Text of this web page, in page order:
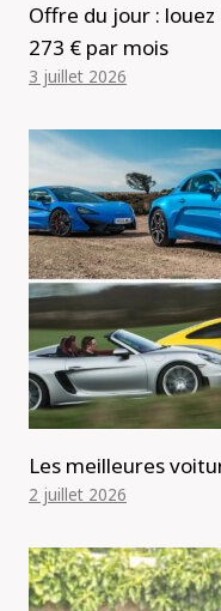
Offre du jour :
273 € par mois
3 juillet 2026
Les meilleures
2 juillet 2026